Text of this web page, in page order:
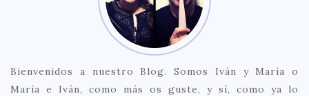
Bienvenidos a nuestro Blog. Somos Iván y María o
María e Iván, como más os guste, y sí, como ya lo